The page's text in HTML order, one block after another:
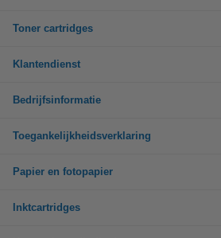
Toner cartridges
Klantendienst
Bedrijfsinformatie
Toegankelijkheidsverklaring
Papier en fotopapier
Inktcartridges